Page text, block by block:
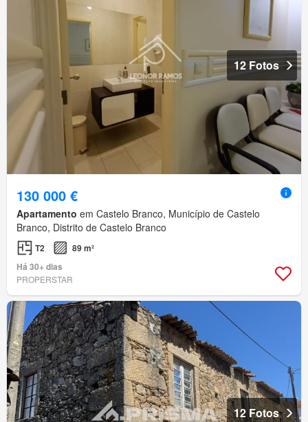
12 Fotos
130 000 €
Apartamento em Castelo Branco, Município de Castelo
Branco, Distrito de Castelo Branco
T2
89 m²
Há 30+ dias
PROPERSTAR
12 Fotos